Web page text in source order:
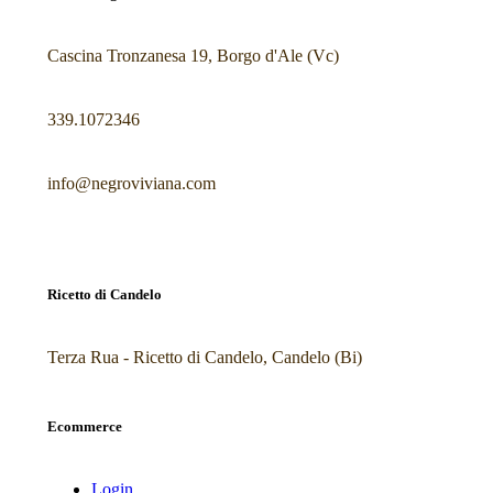
Cascina Tronzanesa 19, Borgo d'Ale (Vc)
339.1072346
info@negroviviana.com
Ricetto di Candelo
Terza Rua - Ricetto di Candelo, Candelo (Bi)
Ecommerce